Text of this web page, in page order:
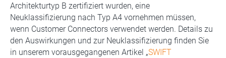
Architekturtyp B zertifiziert wurden, eine
Neuklassifizierung nach Typ A4 vornehmen müssen,
wenn Customer Connectors verwendet werden. Details zu
den Auswirkungen und zur Neuklassifizierung finden Sie
in unserem vorausgegangenen Artikel „SWIFT